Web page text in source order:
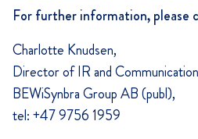
For further information, please
Charlotte Knudsen,
Director of IR and
BEWiSynbra Group AB (publ),
tel: +47 9756 1959